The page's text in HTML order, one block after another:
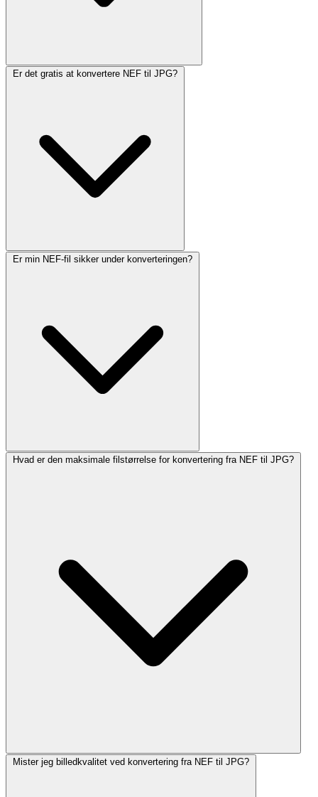
Er det gratis at konvertere NEF til JPG?
Er min NEF-fil sikker under konverteringen?
Hvad er den maksimale filstørrelse for konvertering fra NEF til JPG?
Mister jeg billedkvalitet ved konvertering fra NEF til JPG?